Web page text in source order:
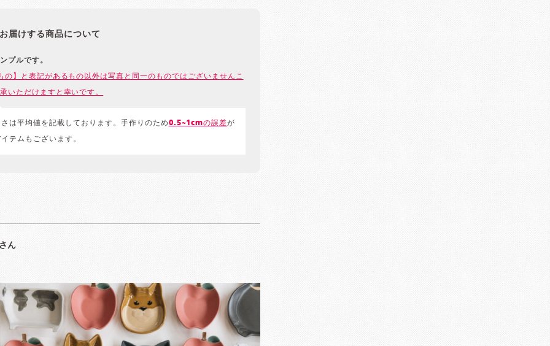
届けする商品について
プルです。
】と表記があるもの以外は写真と同一のものではございませんこ
いただけますと幸いです。
は平均値を記載しております。手作りのため0.5~1cmの誤差が
テムもございます。